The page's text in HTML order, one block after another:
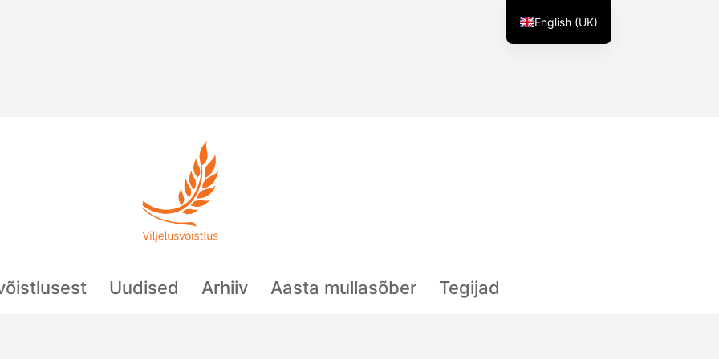
Uudised Arhiiv Aasta mullasõber Tegijad
English (UK)